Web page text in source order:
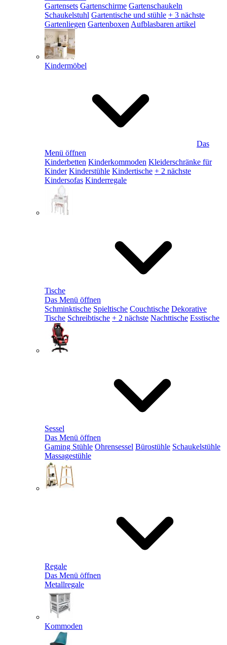
Gartensets Gartenschirme Gartenschaukeln
Schaukelstuhl Gartentische und stühle + 3 nächste
Gartenliegen Gartenboxen Aufblasbaren artikel
Kindermöbel
Das
Menü öffnen
Kinderbetten Kinderkommoden Kleiderschränke für
Kinder Kinderstühle Kindertische + 2 nächste
Kindersofas Kinderregale
Tische
Das Menü öffnen
Schminktische Spieltische Couchtische Dekorative
Tische Schreibtische + 2 nächste Nachttische Esstische
Sessel
Das Menü öffnen
Gaming Stühle Ohrensessel Bürostühle Schaukelstühle
Massagestühle
Regale
Das Menü öffnen
Metallregale
Kommoden